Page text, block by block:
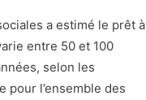
a estimé le prêt à
entre 50 et 100
selon les
pour l’ensemble des